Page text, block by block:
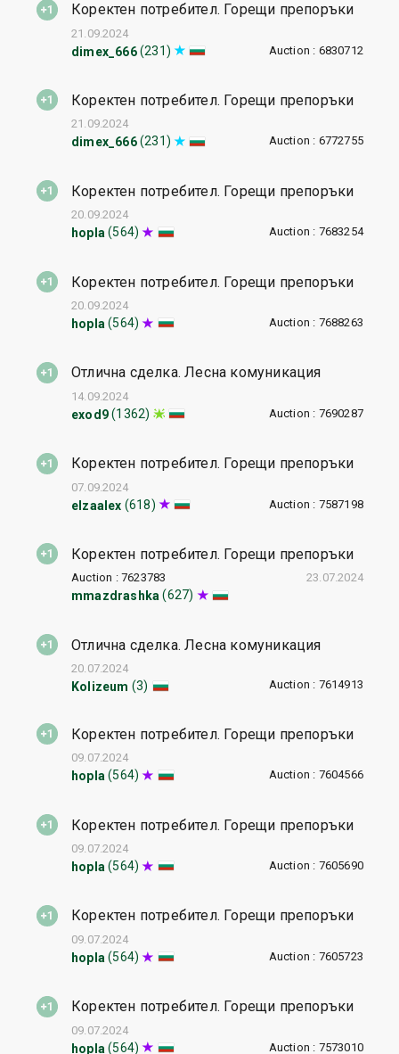
Коректен потребител. Горещи препоръки
dimex_666 (231) Auction : 6830712
21.09.2024
Коректен потребител. Горещи препоръки
dimex_666 (231) Auction : 6772755
21.09.2024
Коректен потребител. Горещи препоръки
hopla (564) Auction : 7683254
20.09.2024
Коректен потребител. Горещи препоръки
hopla (564) Auction : 7688263
20.09.2024
Отлична сделка. Лесна комуникация
exod9 (1362) Auction : 7690287
14.09.2024
Коректен потребител. Горещи препоръки
elzaalex (618) Auction : 7587198
07.09.2024
Коректен потребител. Горещи препоръки
mmazdrashka (627)
Auction : 7623783 23.07.2024
Отлична сделка. Лесна комуникация
Kolizeum (3) Auction : 7614913
20.07.2024
Коректен потребител. Горещи препоръки
hopla (564) Auction : 7604566
09.07.2024
Коректен потребител. Горещи препоръки
hopla (564) Auction : 7605690
09.07.2024
Коректен потребител. Горещи препоръки
hopla (564) Auction : 7605723
09.07.2024
Коректен потребител. Горещи препоръки
hopla (564) Auction : 7573010
09.07.2024